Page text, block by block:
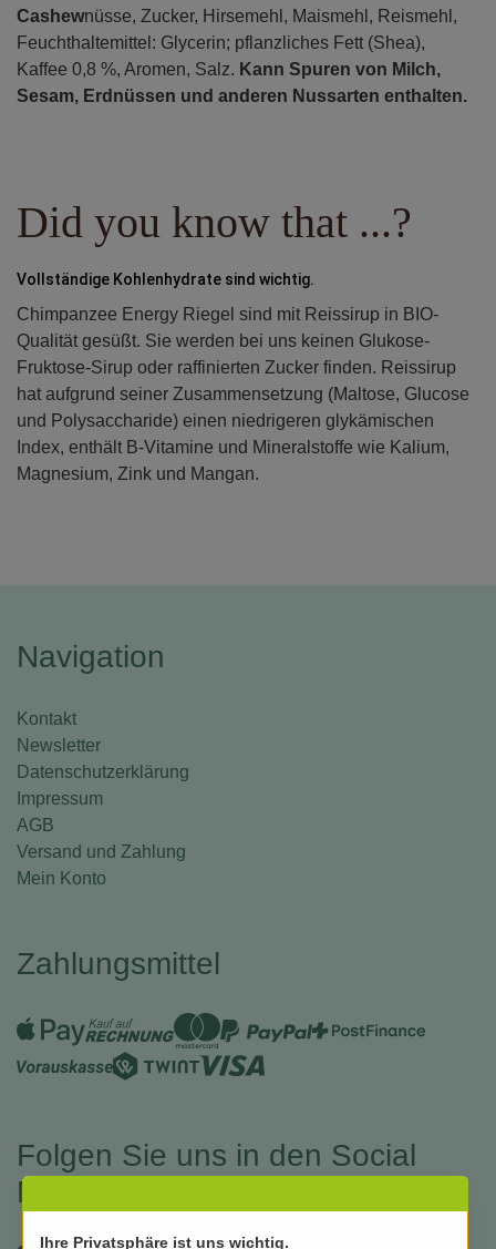
Cashewnüsse, Zucker, Hirsemehl, Maismehl, Reismehl,
Feuchthaltemittel: Glycerin; pflanzliches Fett (Shea),
Kaffee 0,8 %, Aromen, Salz. Kann Spuren von Milch,
Sesam, Erdnüssen und anderen Nussarten enthalten.
Did you know that ...?
Vollständige Kohlenhydrate sind wichtig.
Chimpanzee Energy Riegel sind mit Reissirup in BIO-
Qualität gesüßt. Sie werden bei uns keinen Glukose-
Fruktose-Sirup oder raffinierten Zucker finden. Reissirup
hat aufgrund seiner Zusammensetzung (Maltose, Glucose
und Polysaccharide) einen niedrigeren glykämischen
Index, enthält B-Vitamine und Mineralstoffe wie Kalium,
Magnesium, Zink und Mangan.
Navigation
Kontakt
Newsletter
Datenschutzerklärung
Impressum
AGB
Versand und Zahlung
Mein Konto
Zahlungsmittel
Folgen Sie uns in den Social
Medias
Ihre Privatsphäre ist uns wichtig.